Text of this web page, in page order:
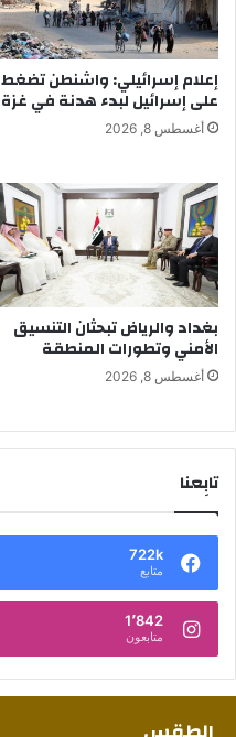
إعلام إسرائيلي: واشنطن تضغط
على إسرائيل لبدء هدنة في غزة
أغسطس 8, 2026
بغداد والرياض تبحثان التنسيق
الأمني وتطورات المنطقة
أغسطس 8, 2026
تابِعنا
722k
متابع
1٬842
متابعون